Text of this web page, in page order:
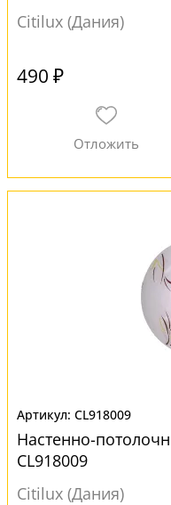
Citilux (Дания)
490 ₽
CL918009
Настенно-
CL918009
Citilux (Дания)